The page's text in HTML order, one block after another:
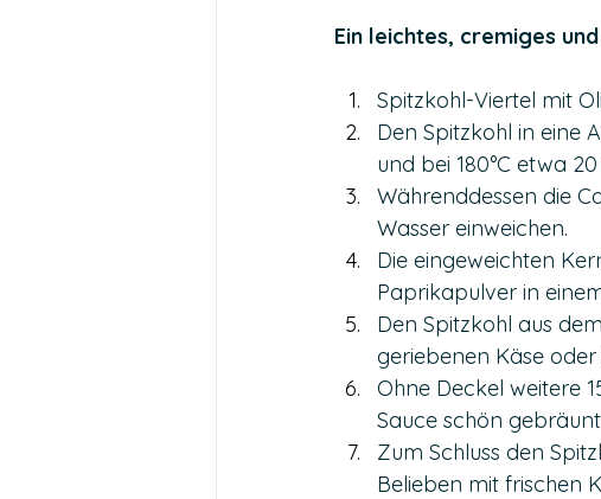
Ein leichtes, cremiges
Spitzkohl-Viertel mit
Den Spitzkohl in eine
und bei 180°C etwa
Währenddessen die
Wasser einweichen.
Die eingeweichten
Paprikapulver in
Den Spitzkohl aus
geriebenen Käse
Ohne Deckel weitere
Sauce schön gebräunt
Zum Schluss den
Belieben mit frischen